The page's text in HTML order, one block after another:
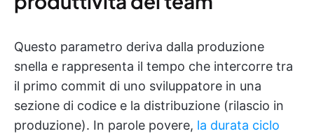
Questo parametro deriva dalla produzione
snella e rappresenta il tempo che intercorre tra
il primo commit di uno sviluppatore in una
sezione di codice e la distribuzione (rilascio in
produzione). In parole povere, la durata ciclo